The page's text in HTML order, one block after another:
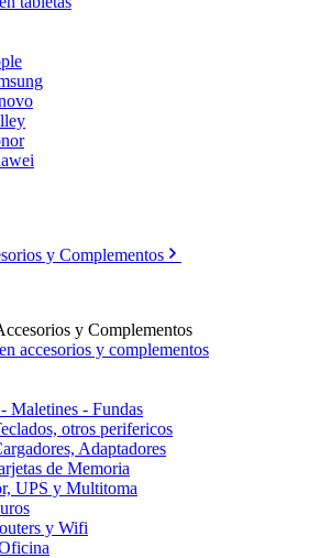
y Complementos
y Complementos
accesorios y complementos
Maletines - Fundas
otros perifericos
Adaptadores
de Memoria
UPS y Multitoma
y Wifi